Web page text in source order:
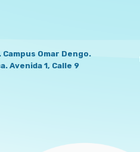
Omar Dengo.
Avenida 1, Calle 9